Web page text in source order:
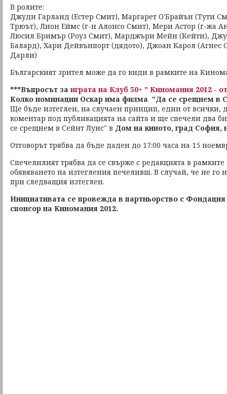
В ролите:
Джуди Гарланд (Естер Смит), Маргарет О'Брайън (Тути
Трюът), Лион Еймс (г-н Алонсо Смит), Мери Астор (г-жа
Люсил Бримър (Роуз Смит), Марджъри Мейн (Кейти),
Балард), Хари Дейвънпорт (дядото), Джоан Карол (Агнес
Дарли)
Българският зрител може да го види в рамките на
***Въпросът за играта на Клуб 50+ " Киномания 2012 -
Колко номинации Оскар има филма "Да се срещнем в
Ще бъде изтеглен, на случаен принцип, един от всички,
коментар под публикацията на сайта и ще спечели два
се срещнем в Сейнт Луис" в Дом на киното, град София,
Отговорът трябва да бъде даден до 17:00 часа на 15
Спечелилият трябва да се свърже с редакцията в
обявяването на изтегления печеливш. В случай, че не го
при следващия изтеглен.
Инициативата се провежда в партньорство с
спонсор на Киномания 2012.